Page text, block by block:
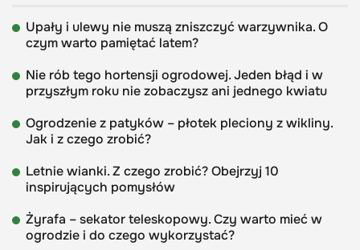
Upały i ulewy nie muszą zniszczyć warzywnika. O
czym warto pamiętać latem?
Nie rób tego hortensji ogrodowej. Jeden błąd i w
przyszłym roku nie zobaczysz ani jednego kwiatu
Ogrodzenie z patyków – płotek pleciony z wikliny.
Jak i z czego zrobić?
Letnie wianki. Z czego zrobić? Obejrzyj 10
inspirujących pomysłów
Żyrafa – sekator teleskopowy. Czy warto mieć w
ogrodzie i do czego wykorzystać?